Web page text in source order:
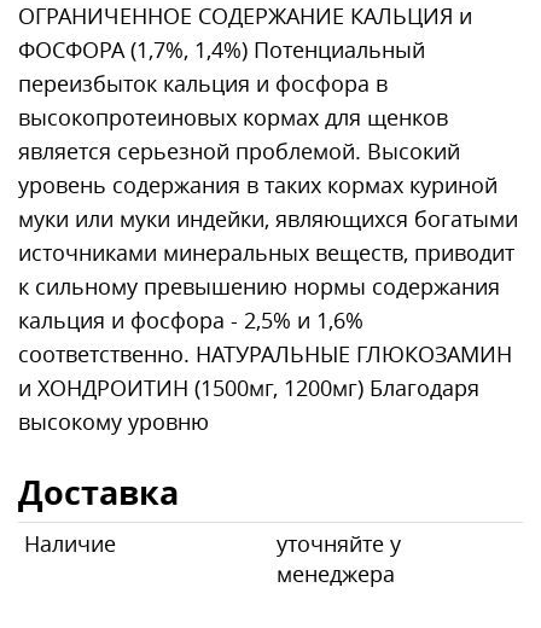
ОГРАНИЧЕННОЕ СОДЕРЖАНИЕ КАЛЬЦИЯ и
ФОСФОРА (1,7%, 1,4%) Потенциальный
переизбыток кальция и фосфора в
высокопротеиновых кормах для щенков
является серьезной проблемой. Высокий
уровень содержания в таких кормах куриной
муки или муки индейки, являющихся богатыми
источниками минеральных веществ, приводит
к сильному превышению нормы содержания
кальция и фосфора - 2,5% и 1,6%
соответственно. НАТУРАЛЬНЫЕ ГЛЮКОЗАМИН
и ХОНДРОИТИН (1500мг, 1200мг) Благодаря
высокому уровню
Доставка
Наличие
уточняйте у
менеджера